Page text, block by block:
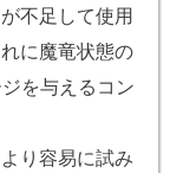
不足して使用
に魔竜状態の
を与えるコン
り容易に試み